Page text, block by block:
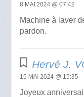
8 MAI 2024 @ 07:42
Machine à laver
pardon.
Hervé J.
15 MAI 2024 @ 15:35
Joyeux